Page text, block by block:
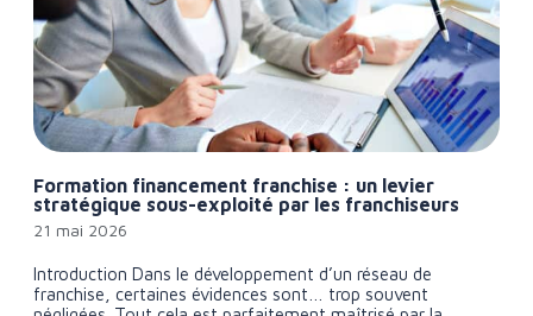
Formation financement franchise : un levier
stratégique sous-exploité par les franchiseurs
21 mai 2026
Introduction Dans le développement d’un réseau de
franchise, certaines évidences sont… trop souvent